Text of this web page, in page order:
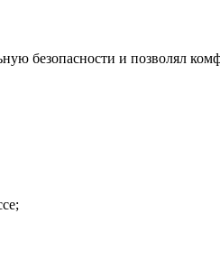
безопасности и позволял